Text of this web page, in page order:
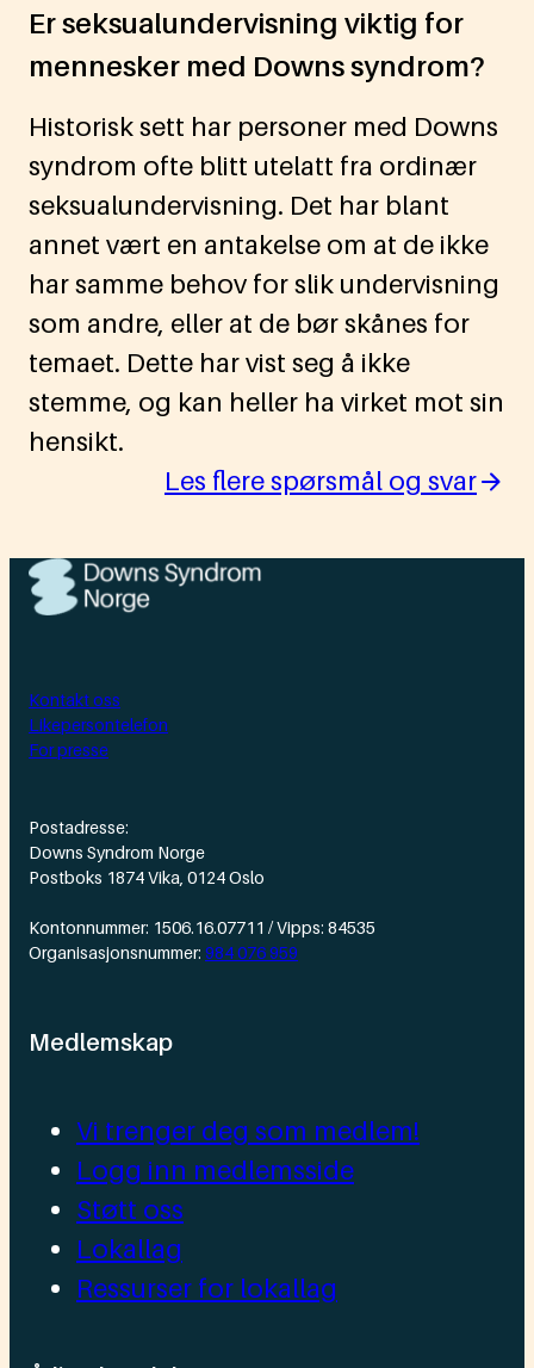
Er seksualundervisning viktig for
mennesker med Downs syndrom?
Historisk sett har personer med Downs
syndrom ofte blitt utelatt fra ordinær
seksualundervisning. Det har blant
annet vært en antakelse om at de ikke
har samme behov for slik undervisning
som andre, eller at de bør skånes for
temaet. Dette har vist seg å ikke
stemme, og kan heller ha virket mot sin
hensikt.
Les flere spørsmål og svar
Kontakt oss
Likepersontelefon
For presse
Postadresse:
Downs Syndrom Norge
Postboks 1874 Vika, 0124 Oslo
Kontonnummer: 1506.16.07711 / Vipps: 84535
Organisasjonsnummer: 984 076 959
Medlemskap
Vi trenger deg som medlem!
Logg inn medlemsside
Støtt oss
Lokallag
Ressurser for lokallag